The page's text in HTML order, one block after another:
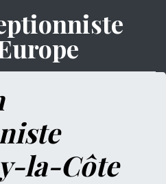
la-Côte